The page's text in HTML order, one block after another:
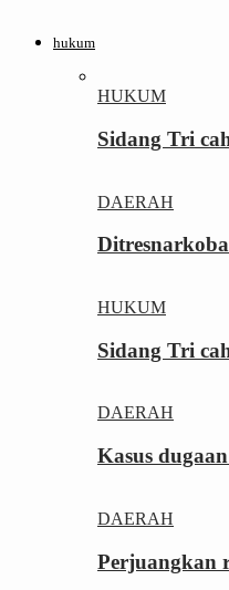
hukum
HUKUM
Sidang Tri
DAERAH
HUKUM
Sidang Tri
DAERAH
Kasus
DAERAH
Perjuangkan